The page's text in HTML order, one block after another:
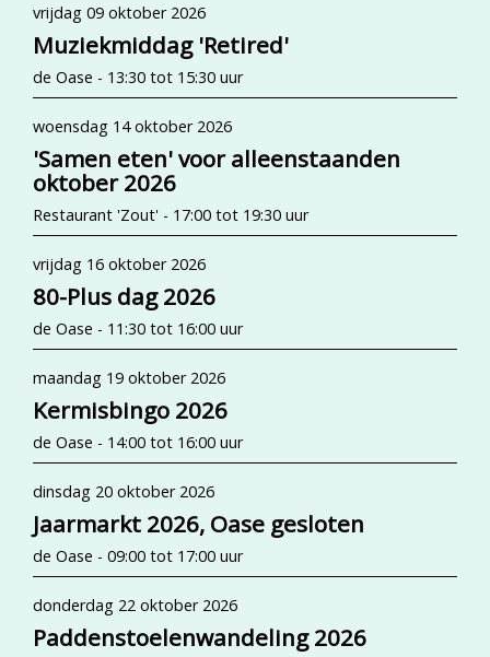
vrijdag 09 oktober 2026
Muziekmiddag 'Retired'
de Oase - 13:30 tot 15:30 uur
woensdag 14 oktober 2026
'Samen eten' voor alleenstaanden
oktober 2026
Restaurant 'Zout' - 17:00 tot 19:30 uur
vrijdag 16 oktober 2026
80-Plus dag 2026
de Oase - 11:30 tot 16:00 uur
maandag 19 oktober 2026
Kermisbingo 2026
de Oase - 14:00 tot 16:00 uur
dinsdag 20 oktober 2026
Jaarmarkt 2026, Oase gesloten
de Oase - 09:00 tot 17:00 uur
donderdag 22 oktober 2026
Paddenstoelenwandeling 2026